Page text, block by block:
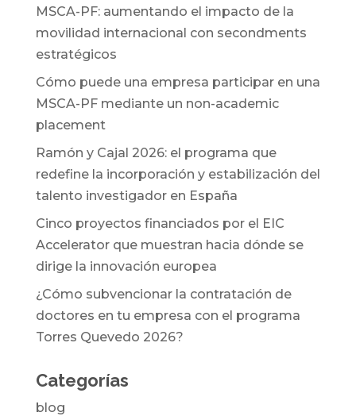
MSCA-PF: aumentando el impacto de la
movilidad internacional con secondments
estratégicos
Cómo puede una empresa participar en una
MSCA-PF mediante un non-academic
placement
Ramón y Cajal 2026: el programa que
redefine la incorporación y estabilización del
talento investigador en España
Cinco proyectos financiados por el EIC
Accelerator que muestran hacia dónde se
dirige la innovación europea
¿Cómo subvencionar la contratación de
doctores en tu empresa con el programa
Torres Quevedo 2026?
Categorías
blog